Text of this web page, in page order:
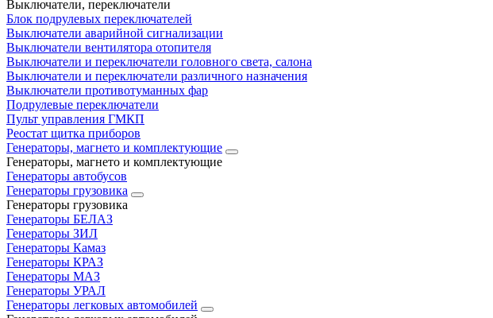
Выключатели, переключатели
Блок подрулевых переключателей
Выключатели аварийной сигнализации
Выключатели вентилятора отопителя
Выключатели и переключатели головного света, салона
Выключатели и переключатели различного назначения
Выключатели противотуманных фар
Подрулевые переключатели
Пульт управления ГМКП
Реостат щитка приборов
Генераторы, магнето и комплектующие
Генераторы, магнето и комплектующие
Генераторы автобусов
Генераторы грузовика
Генераторы грузовика
Генераторы БЕЛАЗ
Генераторы ЗИЛ
Генераторы Камаз
Генераторы КРАЗ
Генераторы МАЗ
Генераторы УРАЛ
Генераторы легковых автомобилей